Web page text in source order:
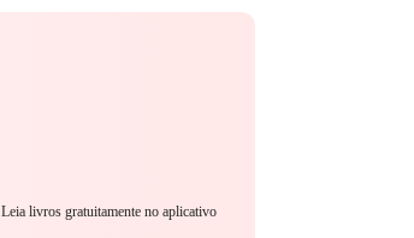
Leia livros gratuitamente no aplicativo